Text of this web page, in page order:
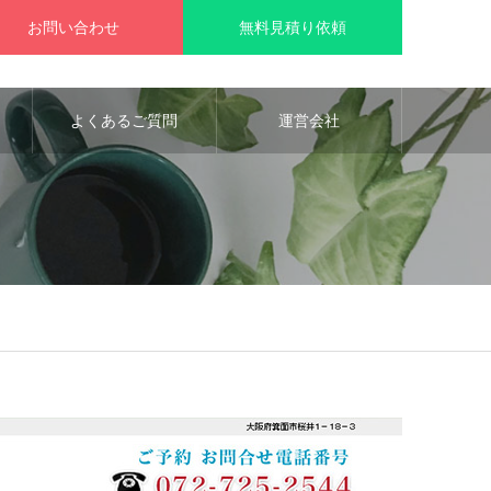
お問い合わせ 無料見積り依頼
よくあるご質問 運営会社